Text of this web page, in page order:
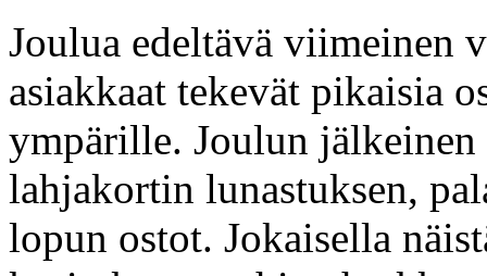
Joulua edeltävä viimeinen
asiakkaat tekevät pikaisia
ympärille. Joulun
lahjakortin lunastuksen,
lopun ostot. Jokaisella